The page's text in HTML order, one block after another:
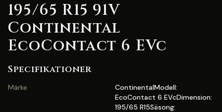
195/65 R15 91V
Continental
EcoContact 6 EVc
Specifikationer
Märke
ContinentalModell:
EcoContact 6 EVcDimension:
195/65 R15Säsong: